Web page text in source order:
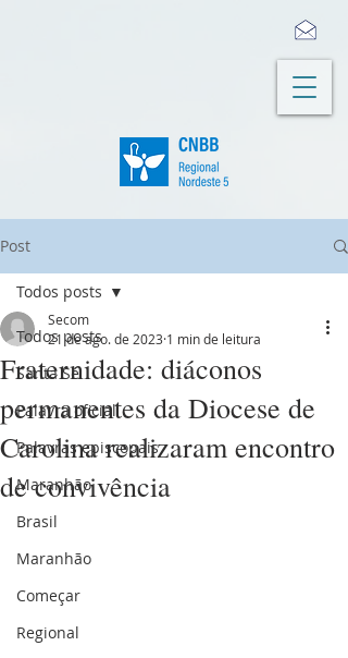
Post
Todos posts
Santa Sé
Palavra oficial
Palavras episcopais
Maranhão
Brasil
Maranhão
Começar
Regional
Todos posts
Fraternidade: diáconos
permanentes da Diocese de
Carolina realizaram encontro
de convivência
Secom
21 de ago. de 2023 1 min de leitura